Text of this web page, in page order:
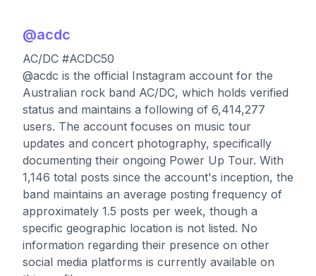
@acdc
AC/DC #ACDC50
@acdc is the official Instagram account for the
Australian rock band AC/DC, which holds verified
status and maintains a following of 6,414,277
users. The account focuses on music tour
updates and concert photography, specifically
documenting their ongoing Power Up Tour. With
1,146 total posts since the account's inception, the
band maintains an average posting frequency of
approximately 1.5 posts per week, though a
specific geographic location is not listed. No
information regarding their presence on other
social media platforms is currently available on